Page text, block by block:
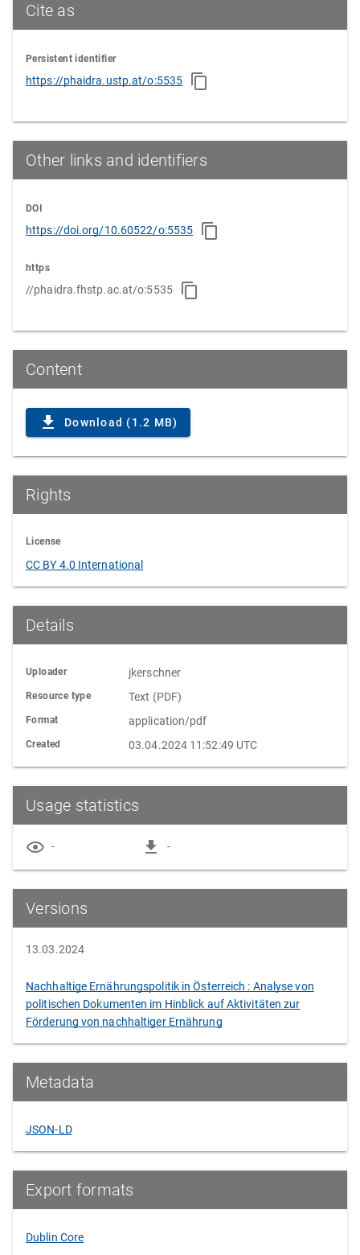
Cite as
Persistent identifier
https://phaidra.ustp.at/o:5535
Other links and identifiers
DOI
https://doi.org/10.60522/o:5535
https
//phaidra.fhstp.ac.at/o:5535
Content
Download (1.2 MB)
Rights
License
CC BY 4.0 International
Details
Uploader jkerschner
Resource type Text (PDF)
Format application/pdf
Created 03.04.2024 11:52:49 UTC
Usage statistics
- -
Versions
13.03.2024
Nachhaltige Ernährungspolitik in Österreich : Analyse von
politischen Dokumenten im Hinblick auf Aktivitäten zur
Förderung von nachhaltiger Ernährung
Metadata
JSON-LD
Export formats
Dublin Core